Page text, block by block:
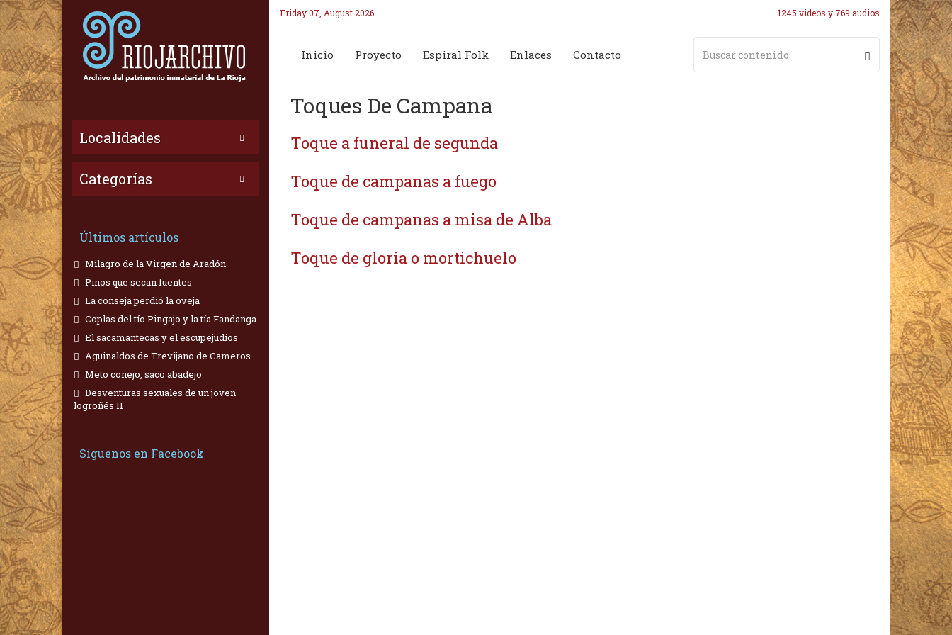
Localidades
Categorías
Últimos artículos
Milagro de la Virgen de Aradón
Pinos que secan fuentes
La conseja perdió la oveja
Coplas del tío Pingajo y la tía Fandanga
El sacamantecas y el escupejudíos
Aguinaldos de Trevijano de Cameros
Meto conejo, saco abadejo
Desventuras sexuales de un joven
logroñés II
Síguenos en Facebook
Friday 07, August 2026 1245 videos y 769 audios
Inicio Proyecto Espiral Folk Enlaces Contacto
Toques De Campana
Toque a funeral de segunda
Toque de campanas a fuego
Toque de campanas a misa de Alba
Toque de gloria o mortichuelo